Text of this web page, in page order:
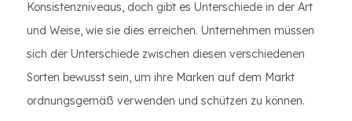
Konsistenzniveaus, doch gibt es Unterschiede in der Art
und Weise, wie sie dies erreichen. Unternehmen müssen
sich der Unterschiede zwischen diesen verschiedenen
Sorten bewusst sein, um ihre Marken auf dem Markt
ordnungsgemäß verwenden und schützen zu können.